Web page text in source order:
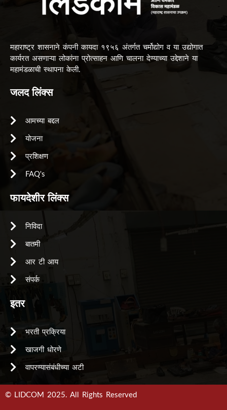
महाराष्ट्र शासनाने कंपनी कायदा १९५६ अंतर्गत चर्मोद्योग व या उद्योगात
कार्यरत असणाऱ्या लोकांना प्रोत्साहन आणि चालना देण्याच्या उद्देशाने या
महामंडळाची स्थापना केली.
जलद लिंक्स
आमच्या बद्दल
योजना
प्रशिक्षण
FAQ's
फायदेशीर लिंक्स
निविदा
बातमी
आर टी आय
संपर्क
इतर
भरती प्रक्रिया
खाजगी धोरणे
वापरण्यासंबंधीच्या अटी
© LIDCOM 2025. All Rights Reserved